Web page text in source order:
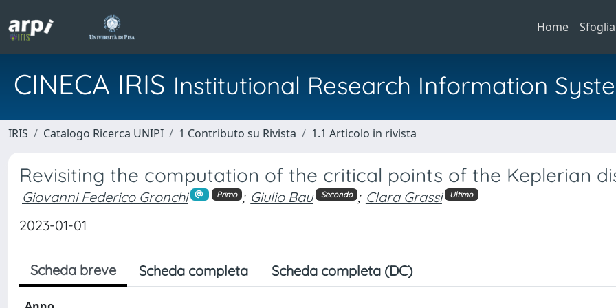
Home Sfoglia
CINECA IRIS Institutional Research Information
IRIS Catalogo Ricerca UNIPI 1 Contributo su Rivista 1.1 Articolo in rivista
Revisiting the computation of the critical points of the Keplerian
Giovanni Federico Gronchi Primo ; Giulio Bau Secondo ; Clara Grassi Ultimo
2023-01-01
Scheda breve Scheda completa Scheda completa (DC)